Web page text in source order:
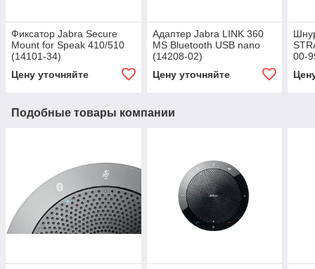
Фиксатор Jabra Secure
Mount for Speak 410/510
(14101-34)
Цену уточняйте
Адаптер Jabra LINK 360
MS Bluetooth USB nano
(14208-02)
Цену уточняйте
00-
Подобные товары компании